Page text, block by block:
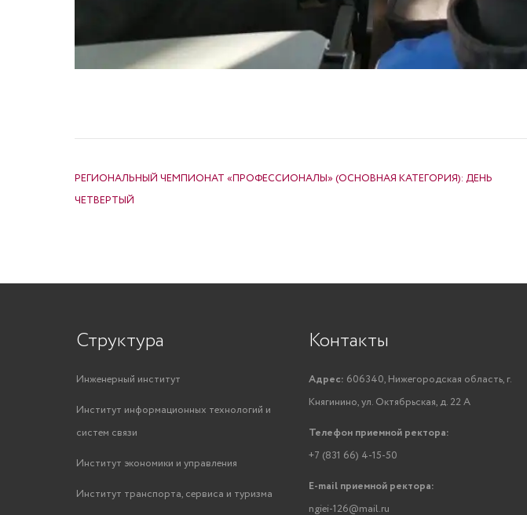
РЕГИОНАЛЬНЫЙ ЧЕМПИОНАТ «ПРОФЕССИОНАЛЫ» (ОСНОВНАЯ КАТЕГОРИЯ): ДЕНЬ
ЧЕТВЕРТЫЙ
Структура
Инженерный институт
Институт информационных технологий и
систем связи
Институт экономики и управления
Институт транспорта, сервиса и туризма
Контакты
Адрес: 606340, Нижегородская область, г.
Княгинино, ул. Октябрьская, д. 22 А
Телефон приемной ректора:
+7 (831 66) 4-15-50
E-mail приемной ректора:
ngiei-126@mail.ru